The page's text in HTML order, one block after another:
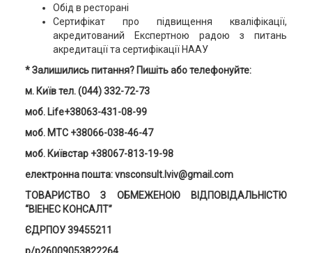
Обід в ресторані
Сертифікат про підвищення кваліфікації,
акредитований Експертною радою з питань
акредитації та сертифікації НААУ
* Залишились питання? Пишіть або телефонуйте:
м. Київ тел. (044) 332-72-73
моб. Life+38063-431-08-99
моб. MTC +38066-038-46-47
моб. Київстар +38067-813-19-98
електронна пошта: vnsconsult.lviv@gmail.com
ТОВАРИСТВО З ОБМЕЖЕНОЮ ВІДПОВІДАЛЬНІСТЮ
“ВІЕНЕС КОНСАЛТ”
ЄДРПОУ 39455211